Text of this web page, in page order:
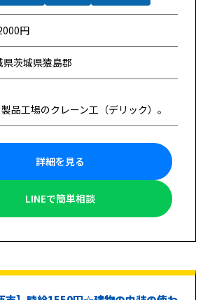
円
茨城県猿島郡
品工場のクレーン工（デリック）。
詳細を見る
LINEで簡単相談